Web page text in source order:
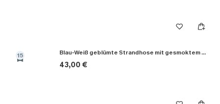
15 Blau-Weiß geblümte Strandhose mit gesmoktem Bund
43,00 €